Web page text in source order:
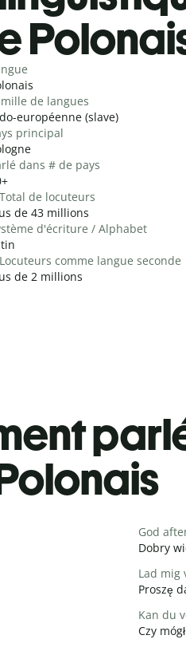
de langues
européenne (slave)
principal
dans # de pays
de locuteurs
de 43 millions
d'écriture / Alphabet
comme langue seconde
de 2 millions
God
Dobry
Lad mig
Proszę
Kan du
Czy